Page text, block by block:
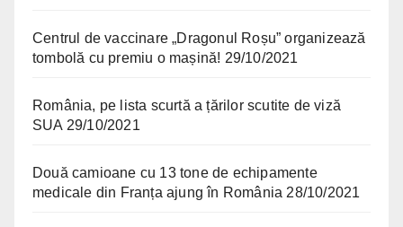
Centrul de vaccinare „Dragonul Roșu” organizează
tombolă cu premiu o mașină! 29/10/2021
România, pe lista scurtă a țărilor scutite de viză
SUA 29/10/2021
Două camioane cu 13 tone de echipamente
medicale din Franța ajung în România 28/10/2021